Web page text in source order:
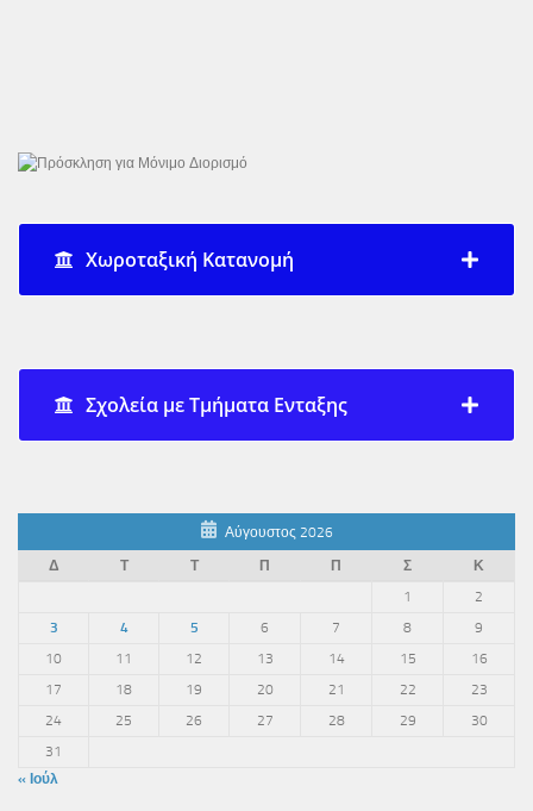
Χωροταξική Κατανομή
Σχολεία με Τμήματα Ενταξης
Αύγουστος 2026
Δ
Τ Τ Π Π Σ
Κ
1
2
3
4 5 6 7 8
9
10
11 12 13 14 15
16
17
18 19 20 21 22
23
24
25 26 27 28 29
30
31
« Ιούλ